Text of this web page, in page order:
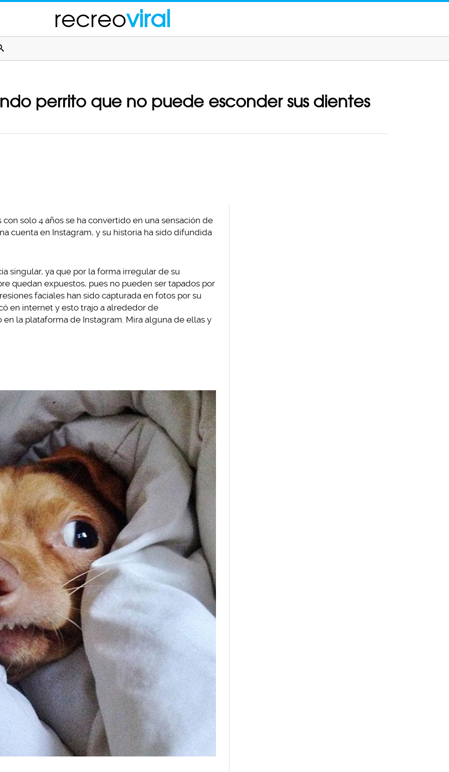
recreoviral
perrito que no puede esconder sus dientes
solo 4 años se ha convertido en una sensación de
cuenta en Instagram, y su historia ha sido difundida
singular, ya que por la forma irregular de su
quedan expuestos, pues no pueden ser tapados por
faciales han sido capturada en fotos por su
en internet y esto trajo a alrededor de
la plataforma de Instagram. Mira alguna de ellas y